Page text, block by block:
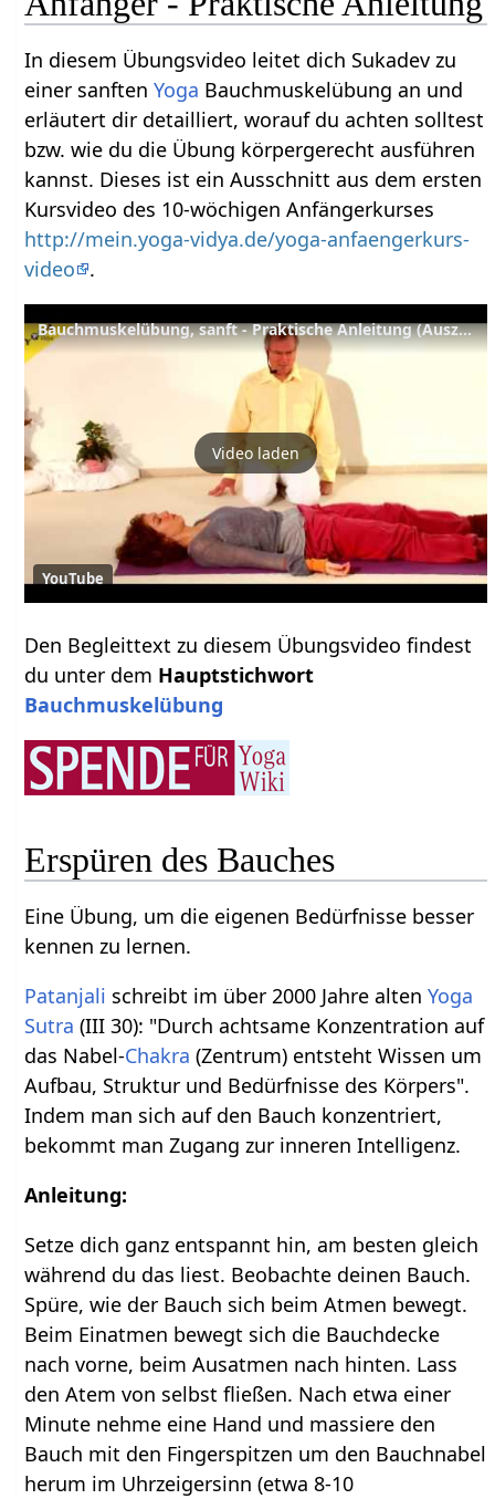
In diesem Übungsvideo leitet dich Sukadev zu
einer sanftenYoga Bauchmuskelübung an und
erläutert dir detailliert, worauf du achten solltest
bzw. wie du die Übung körpergerecht ausführen
kannst. Dieses ist ein Ausschnitt aus dem ersten
Kursvideo des 10-wöchigen Anfängerkurses
http://mein.yoga-vidya.de/yoga-anfaengerkurs-
video
.
Bauchmuskelübung, sanft - Praktische Anleitung (Auszug aus einer kompletten Yoga Anfängerstunde)
Video laden
YouTube
Den Begleittext zu diesem Übungsvideo findest
du unter dem Hauptstichwort
Bauchmuskelübung
Erspüren des Bauches
Eine Übung, um die eigenen Bedürfnisse besser
kennen zu lernen.
Patanjali schreibt im über 2000 Jahre altenYoga
Sutra (III 30): "Durch achtsame Konzentration auf
das Nabel-Chakra (Zentrum) entsteht Wissen um
Aufbau, Struktur und Bedürfnisse des Körpers".
Indem man sich auf den Bauch konzentriert,
bekommt man Zugang zur inneren Intelligenz.
Anleitung:
Setze dich ganz entspannt hin, am besten gleich
während du das liest. Beobachte deinen Bauch.
Spüre, wie der Bauch sich beim Atmen bewegt.
Beim Einatmen bewegt sich die Bauchdecke
nach vorne, beim Ausatmen nach hinten. Lass
den Atem von selbst fließen. Nach etwa einer
Minute nehme eine Hand und massiere den
Bauch mit den Fingerspitzen um den Bauchnabel
herum im Uhrzeigersinn (etwa 8-10